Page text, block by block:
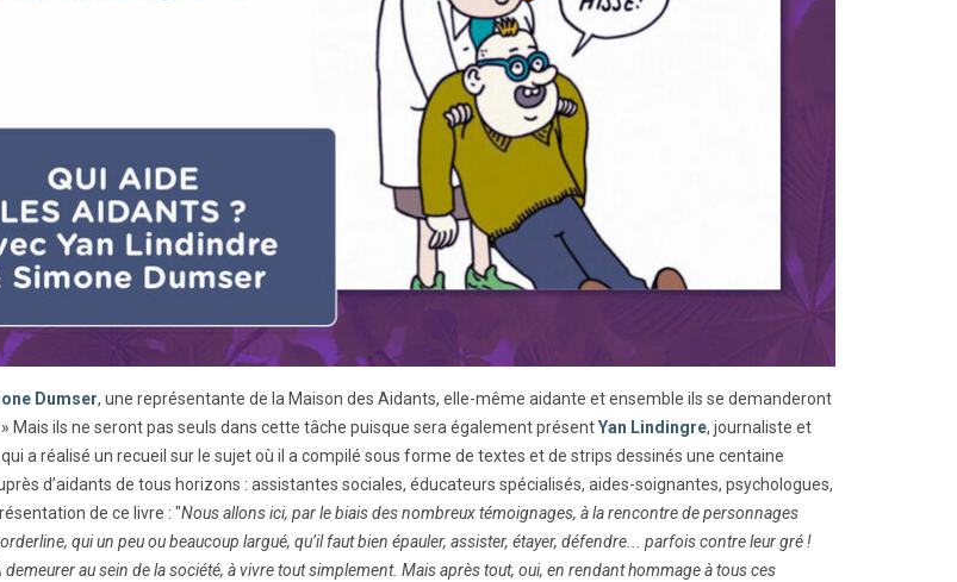
Dumser, une représentante de la Maison des Aidants, elle-même aidante et ensemble ils se demanderont
Mais ils ne seront pas seuls dans cette tâche puisque sera également présentYan Lindingre, journaliste et
a réalisé un recueil sur le sujet où il a compilé sous forme de textes et de strips dessinés une centaine
d’aidants de tous horizons : assistantes sociales, éducateurs spécialisés, aides-soignantes, psychologues,
de ce livre : "Nous allons ici, par le biais des nombreux témoignages, à la rencontre de personnages
qui un peu ou beaucoup largué, qu’il faut bien épauler, assister, étayer, défendre... parfois contre leur gré !
demeurer au sein de la société, à vivre tout simplement. Mais après tout, oui, en rendant hommage à tous ces